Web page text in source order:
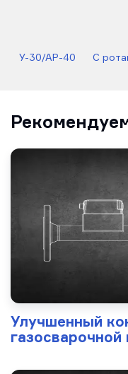
У-30/АР-40 С
Улучшенный